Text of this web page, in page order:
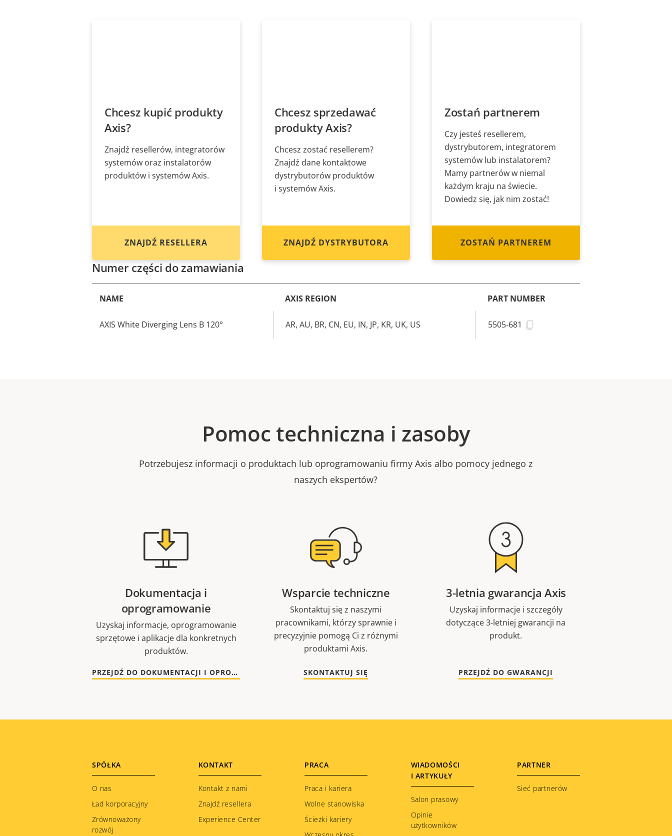
Chcesz kupić produkty
Axis?
Znajdź resellerów, integratorów
systemów oraz instalatorów
produktów i systemów Axis.
ZNAJDŹ RESELLERA
Chcesz sprzedawać
produkty Axis?
Chcesz zostać resellerem?
Znajdź dane kontaktowe
dystrybutorów produktów
i systemów Axis.
ZNAJDŹ DYSTRYBUTORA
Zostań partnerem
Czy jesteś resellerem,
dystrybutorem, integratorem
systemów lub instalatorem?
Mamy partnerów w niemal
każdym kraju na świecie.
Dowiedz się, jak nim zostać!
ZOSTAŃ PARTNEREM
Numer części do zamawiania
NAME AXIS REGION PART NUMBER
AXIS White Diverging Lens B 120° AR, AU, BR, CN, EU, IN, JP, KR, UK, US 5505-681
Pomoc techniczna i zasoby
Potrzebujesz informacji o produktach lub oprogramowaniu firmy Axis albo pomocy jednego z
naszych ekspertów?
Dokumentacja i
oprogramowanie
Uzyskaj informacje, oprogramowanie
sprzętowe i aplikacje dla konkretnych
produktów.
PRZEJDŹ DO DOKUMENTACJI I OPROGRAMOWANIA
Wsparcie techniczne
Skontaktuj się z naszymi
pracownikami, którzy sprawnie i
precyzyjnie pomogą Ci z różnymi
produktami Axis.
SKONTAKTUJ SIĘ
3-letnia gwarancja Axis
Uzyskaj informacje i szczegóły
dotyczące 3-letniej gwarancji na
produkt.
PRZEJDŹ DO GWARANCJI
Footer
menu
SPÓŁKA
O nas
Ład korporacyjny
Zrównoważony
rozwój
KONTAKT
Kontakt z nami
Znajdź resellera
Experience Center
PRACA
Praca i kariera
Wolne stanowiska
Ścieżki kariery
WIADOMOŚCI
I ARTYKUŁY
Salon prasowy
Opinie
użytkowników
PARTNER
Sieć partnerów